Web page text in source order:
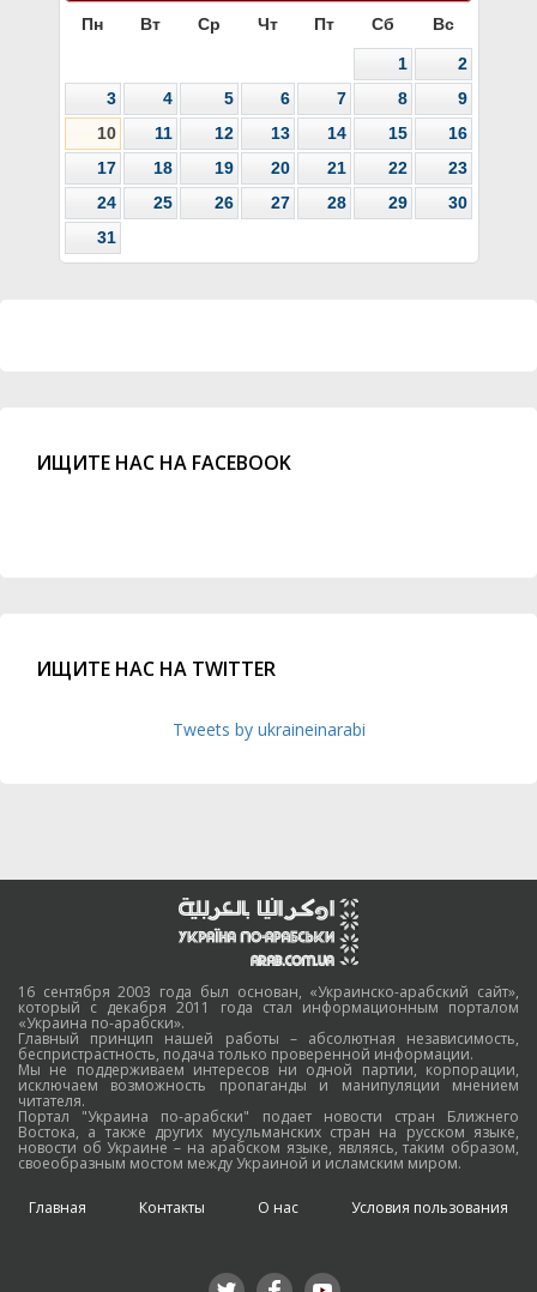
Пн Вт Ср Чт Пт Сб Вс
1
2
3
4 5 6 7 8
9
10
11 12 13 14 15
16
17
18 19 20 21 22
23
24
25 26 27 28 29
30
31
ИЩИТЕ НАС НА FACEBOOK
ИЩИТЕ НАС НА TWITTER
Tweets by ukraineinarabi
16 сентября 2003 года был основан, «Украинско-арабский сайт»,
который с декабря 2011 года стал информационным порталом
«Украина по-арабски».
Главный принцип нашей работы – абсолютная независимость,
беспристрастность, подача только проверенной информации.
Мы не поддерживаем интересов ни одной партии, корпорации,
исключаем возможность пропаганды и манипуляции мнением
читателя.
Портал "Украина по-арабски" подает новости стран Ближнего
Востока, а также других мусульманских стран на русском языке,
новости об Украине – на арабском языке, являясь, таким образом,
своеобразным мостом между Украиной и исламским миром.
Главная Контакты О нас Условия пользования